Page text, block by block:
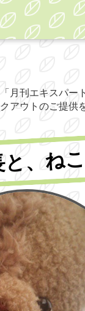
月刊エキスパー
ウトのご提供
、ね